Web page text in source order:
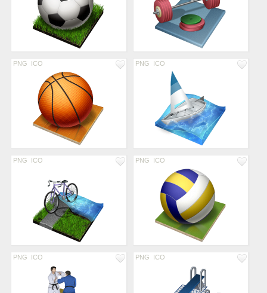
PNG ICO PNG ICO
PNG ICO PNG ICO
PNG ICO PNG ICO